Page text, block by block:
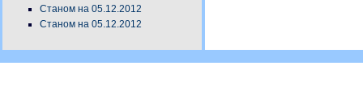
Станом на 05.12.2012
Станом на 05.12.2012